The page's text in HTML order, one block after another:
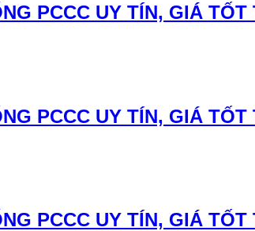
PCCC UY TÍN, GIÁ
PCCC UY TÍN, GIÁ
PCCC UY TÍN, GIÁ